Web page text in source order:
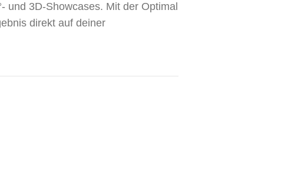
und 3D-Showcases. Mit der Optimal
direkt auf deiner